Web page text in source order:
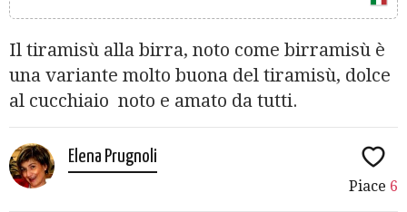
Il tiramisù alla birra, noto come birramisù è
una variante molto buona del tiramisù, dolce
al cucchiaio noto e amato da tutti.
Elena Prugnoli
Piace 6